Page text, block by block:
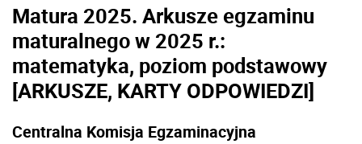
Matura 2025. Arkusze egzaminu
maturalnego w 2025 r.:
matematyka, poziom podstawowy
[ARKUSZE, KARTY ODPOWIEDZI]
Centralna Komisja Egzaminacyjna